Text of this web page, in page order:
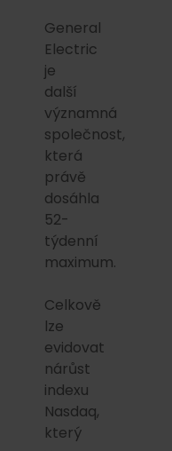
General
Electric
je
další
významná
společnost,
která
právě
dosáhla
52-
týdenní
maximum.
Celkově
lze
evidovat
nárůst
indexu
Nasdaq,
který